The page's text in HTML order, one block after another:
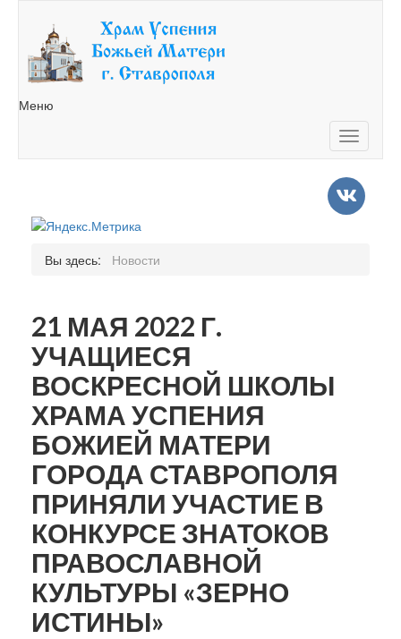
Меню
Toggle
Вы здесь: Новости
21 МАЯ 2022 Г.
УЧАЩИЕСЯ
ВОСКРЕСНОЙ ШКОЛЫ
ХРАМА УСПЕНИЯ
БОЖИЕЙ МАТЕРИ
ГОРОДА СТАВРОПОЛЯ
ПРИНЯЛИ УЧАСТИЕ В
КОНКУРСЕ ЗНАТОКОВ
ПРАВОСЛАВНОЙ
КУЛЬТУРЫ «ЗЕРНО
ИСТИНЫ»